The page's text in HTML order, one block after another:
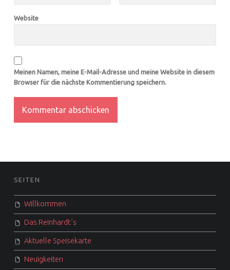
Website
Meinen Namen, meine E-Mail-Adresse und meine Website in diesem
Browser für die nächste Kommentierung speichern.
FOOTER SIDEBAR
SEITEN
Willkommen
Das Reinhardt´s
Aktuelle Speisekarte
Neuigkeiten